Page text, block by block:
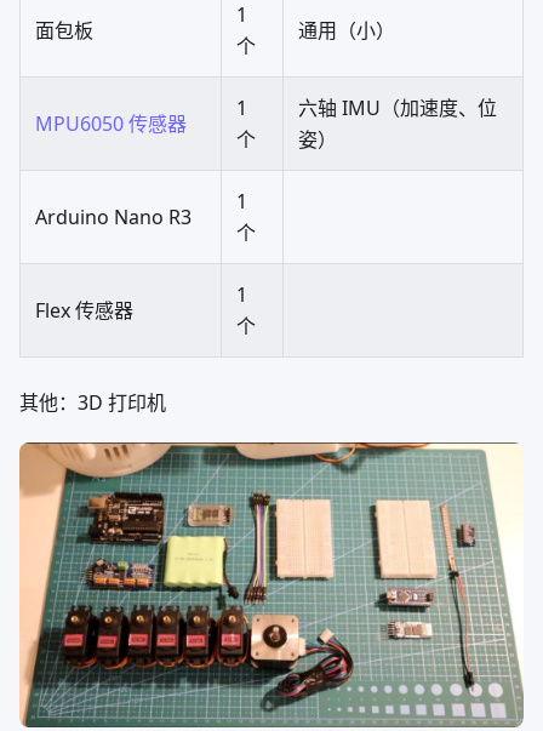
面包板
1
个
通用（小）
MPU6050 传感器
1
个
六轴 IMU（加速度、位
姿）
Arduino Nano R3
1
个
Flex 传感器
1
个
其他：3D 打印机